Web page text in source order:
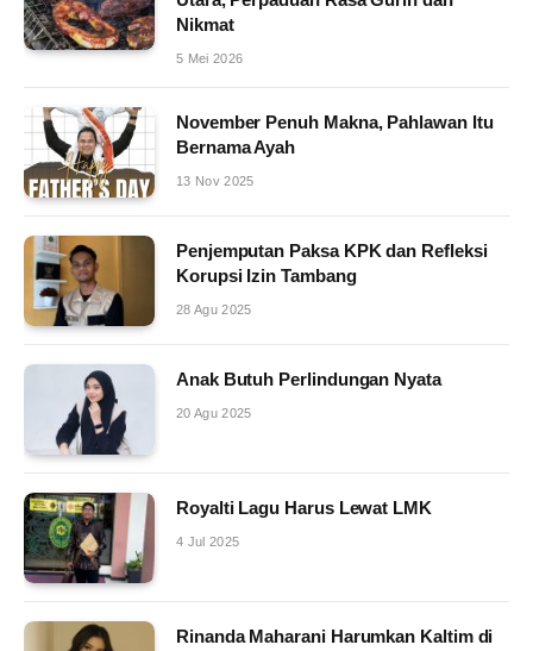
Nikmat
5 Mei 2026
November Penuh Makna, Pahlawan Itu
Bernama Ayah
13 Nov 2025
Penjemputan Paksa KPK dan Refleksi
Korupsi Izin Tambang
28 Agu 2025
Anak Butuh Perlindungan Nyata
20 Agu 2025
Royalti Lagu Harus Lewat LMK
4 Jul 2025
Rinanda Maharani Harumkan Kaltim di